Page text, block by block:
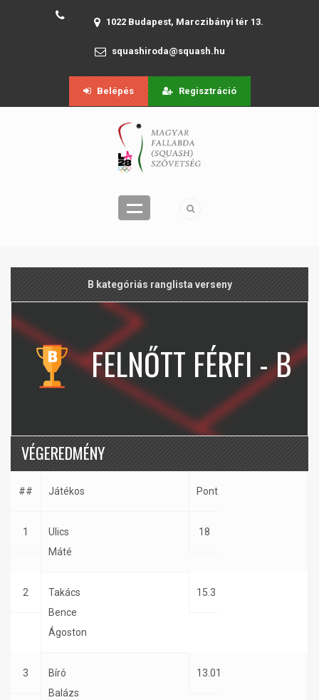
1022 Budapest, Marczibányi tér 13.
squashiroda@squash.hu
Belépés Regisztráció
B kategóriás ranglista verseny
FELNŐTT FÉRFI - B
VÉGEREDMÉNY
## Játékos Pont
1
Ulics
Máté
18
2
Takács
Bence
Ágoston
15.3
3
Bíró
Balázs
13.01